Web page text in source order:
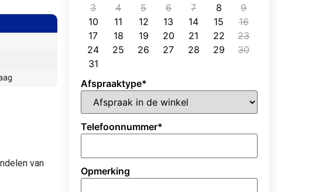
van
3
4 5 6 7 8
9
10
11 12 13 14 15
16
17
18 19 20 21 22
23
24
25 26 27 28 29
30
31
Afspraaktype*
Telefoonnummer*
Opmerking